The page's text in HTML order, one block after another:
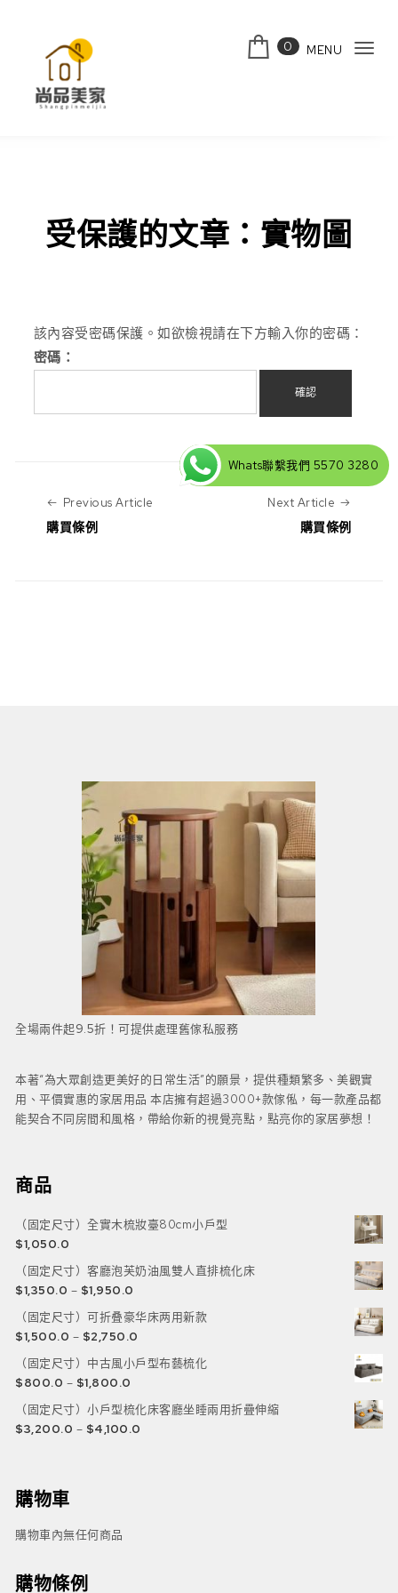
0 MENU
受保護的文章：實物圖
該內容受密碼保護。如欲檢視請在下方輸入你的密碼：
密碼：
Previous Article
購買條例
Next Article
購買條例
全場兩件起9.5折！可提供處理舊傢私服務
本著“為大眾創造更美好的日常生活”的願景，提供種類繁多、美觀實
用、平價實惠的家居用品 本店擁有超過3000+款傢俬，每一款產品都
能契合不同房間和風格，帶給你新的視覺亮點，點亮你的家居夢想！
商品
（固定尺寸）全實木梳妝臺80cm小戶型
$1,050.0
（固定尺寸）客廳泡芙奶油風雙人直排梳化床
$1,350.0 – $1,950.0
（固定尺寸）可折叠豪华床两用新款
$1,500.0 – $2,750.0
（固定尺寸）中古風小戶型布藝梳化
$800.0 – $1,800.0
（固定尺寸）小戶型梳化床客廳坐睡兩用折疊伸縮
$3,200.0 – $4,100.0
購物車
購物車內無任何商品
購物條例
Whats聯繫我們 5570 3280